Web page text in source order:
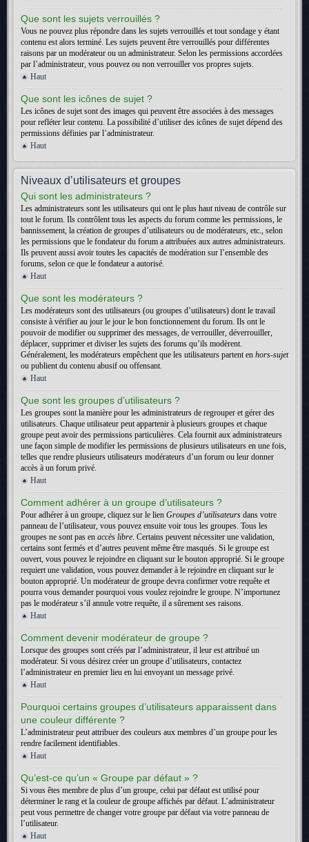
Que sont les sujets verrouillés ?
Vous ne pouvez plus répondre dans les sujets verrouillés et tout sondage y étant
contenu est alors terminé. Les sujets peuvent être verrouillés pour différentes
raisons par un modérateur ou un administrateur. Selon les permissions accordées
par l’administrateur, vous pouvez ou non verrouiller vos propres sujets.
Haut
Que sont les icônes de sujet ?
Les icônes de sujet sont des images qui peuvent être associées à des messages
pour refléter leur contenu. La possibilité d’utiliser des icônes de sujet dépend des
permissions définies par l’administrateur.
Haut
Niveaux d’utilisateurs et groupes
Qui sont les administrateurs ?
Les administrateurs sont les utilisateurs qui ont le plus haut niveau de contrôle sur
tout le forum. Ils contrôlent tous les aspects du forum comme les permissions, le
bannissement, la création de groupes d’utilisateurs ou de modérateurs, etc., selon
les permissions que le fondateur du forum a attribuées aux autres administrateurs.
Ils peuvent aussi avoir toutes les capacités de modération sur l’ensemble des
forums, selon ce que le fondateur a autorisé.
Haut
Que sont les modérateurs ?
Les modérateurs sont des utilisateurs (ou groupes d’utilisateurs) dont le travail
consiste à vérifier au jour le jour le bon fonctionnement du forum. Ils ont le
pouvoir de modifier ou supprimer des messages, de verrouiller, déverrouiller,
déplacer, supprimer et diviser les sujets des forums qu’ils modèrent.
Généralement, les modérateurs empêchent que les utilisateurs partent en hors-sujet
ou publient du contenu abusif ou offensant.
Haut
Que sont les groupes d’utilisateurs ?
Les groupes sont la manière pour les administrateurs de regrouper et gérer des
utilisateurs. Chaque utilisateur peut appartenir à plusieurs groupes et chaque
groupe peut avoir des permissions particulières. Cela fournit aux administrateurs
une façon simple de modifier les permissions de plusieurs utilisateurs en une fois,
telles que rendre plusieurs utilisateurs modérateurs d’un forum ou leur donner
accès à un forum privé.
Haut
Comment adhérer à un groupe d’utilisateurs ?
Pour adhérer à un groupe, cliquez sur le lien Groupes d’utilisateurs dans votre
panneau de l’utilisateur, vous pouvez ensuite voir tous les groupes. Tous les
groupes ne sont pas en accès libre. Certains peuvent nécessiter une validation,
certains sont fermés et d’autres peuvent même être masqués. Si le groupe est
ouvert, vous pouvez le rejoindre en cliquant sur le bouton approprié. Si le groupe
requiert une validation, vous pouvez demander à le rejoindre en cliquant sur le
bouton approprié. Un modérateur de groupe devra confirmer votre requête et
pourra vous demander pourquoi vous voulez rejoindre le groupe. N’importunez
pas le modérateur s’il annule votre requête, il a sûrement ses raisons.
Haut
Comment devenir modérateur de groupe ?
Lorsque des groupes sont créés par l’administrateur, il leur est attribué un
modérateur. Si vous désirez créer un groupe d’utilisateurs, contactez
l’administrateur en premier lieu en lui envoyant un message privé.
Haut
Pourquoi certains groupes d’utilisateurs apparaissent dans
une couleur différente ?
L’administrateur peut attribuer des couleurs aux membres d’un groupe pour les
rendre facilement identifiables.
Haut
Qu’est-ce qu’un « Groupe par défaut » ?
Si vous êtes membre de plus d’un groupe, celui par défaut est utilisé pour
déterminer le rang et la couleur de groupe affichés par défaut. L’administrateur
peut vous permettre de changer votre groupe par défaut via votre panneau de
l’utilisateur.
Haut